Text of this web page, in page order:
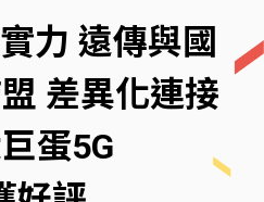
力 遠傳與國
差異化連接
蛋5G